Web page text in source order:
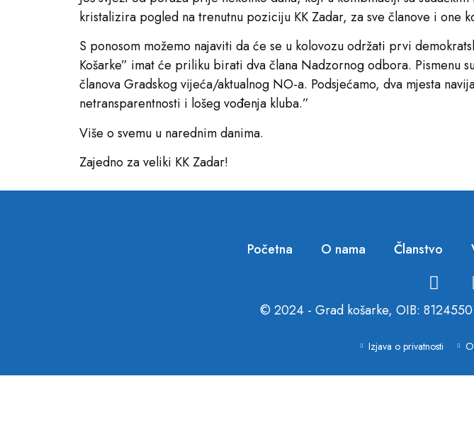
kristalizira pogled na trenutnu poziciju KK Zadar, za sve članove i one
S ponosom možemo najaviti da će se u kolovozu održati prvi
Košarke” imat će priliku birati dva člana Nadzornog odbora. Pismenu
članova Gradskog vijeća/aktualnog NO-a. Podsjećamo, dva mjesta
netransparentnosti i lošeg vođenja kluba.”
Više o svemu u narednim danima.
Zajedno za veliki KK Zadar!
Početna O nama Članstvo
© 2024 - Grad košarke, OIB:
Izjava o privatnosti